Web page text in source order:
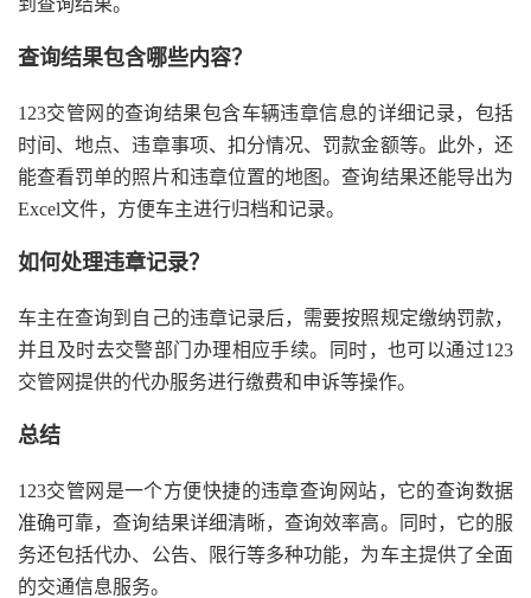
到查询结果。
查询结果包含哪些内容？
123交管网的查询结果包含车辆违章信息的详细记录，包括
时间、地点、违章事项、扣分情况、罚款金额等。此外，还
能查看罚单的照片和违章位置的地图。查询结果还能导出为
Excel文件，方便车主进行归档和记录。
如何处理违章记录？
车主在查询到自己的违章记录后，需要按照规定缴纳罚款，
并且及时去交警部门办理相应手续。同时，也可以通过123
交管网提供的代办服务进行缴费和申诉等操作。
总结
123交管网是一个方便快捷的违章查询网站，它的查询数据
准确可靠，查询结果详细清晰，查询效率高。同时，它的服
务还包括代办、公告、限行等多种功能，为车主提供了全面
的交通信息服务。